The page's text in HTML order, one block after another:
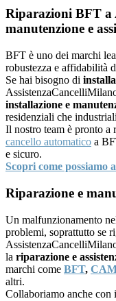
Riparazioni BFT a
manutenzione e
BFT è uno dei marchi
robustezza e affidabilità
Se hai bisogno di
installazione e
residenziali che
Il nostro team è pronto a
cancello automatico a
e sicuro.
Scopri come possiamo
Riparazione e
Un malfunzionamento
problemi, soprattutto se
la riparazione e
marchi come BFT,
altri.
Collaboriamo anche